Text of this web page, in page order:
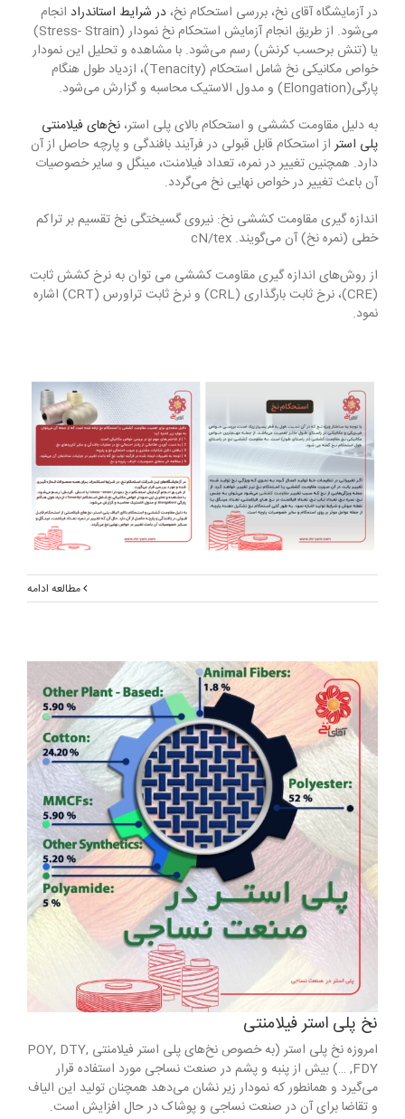
در آزمایشگاه آقای نخ، بررسی استحکام نخ، در شرایط استاندراد انجام
می‌شود. از طریق انجام آزمایش استحکام نخ نمودار (Stress- Strain)
یا (تنش برحسب کرنش) رسم می‌شود. با مشاهده و تحلیل این نمودار
خواص مکانیکی نخ شامل استحکام (Tenacity)، ازدیاد طول هنگام
پارگی(Elongation) و مدول الاستیک محاسبه و گزارش می‌شود.
به دلیل مقاومت کششی و استحکام بالای پلی استر، نخ‌های فیلامنتی
پلی استر از استحکام قابل قبولی در فرآیند بافندگی و پارچه حاصل از آن
دارد. همچنین تغییر در نمره، تعداد فیلامنت، مینگل و سایر خصوصیات
آن باعث تغییر در خواص نهایی نخ می‌گردد.
اندازه گیری مقاومت کششی نخ: نیروی گسیختگی نخ تقسیم بر تراکم
خطی (نمره نخ) آن می‌گویند. cN/tex
از روش‌های اندازه گیری مقاومت کششی می توان به نرخ کشش ثابت
(CRE)، نرخ ثابت بارگذاری (CRL) و نرخ ثابت تراورس (CRT) اشاره
نمود.
مطالعه ادامه
نخ پلی استر فیلامنتی
امروزه نخ پلی استر (به خصوص نخ‌های پلی استر فیلامنتی POY, DTY,
FDY, …) بیش از پنبه و پشم در صنعت نساجی مورد استفاده قرار
می‌گیرد و همانطور که نمودار زیر نشان می‌دهد همچنان تولید این الیاف
و تقاضا برای آن در صنعت نساجی و پوشاک در حال افزایش است.